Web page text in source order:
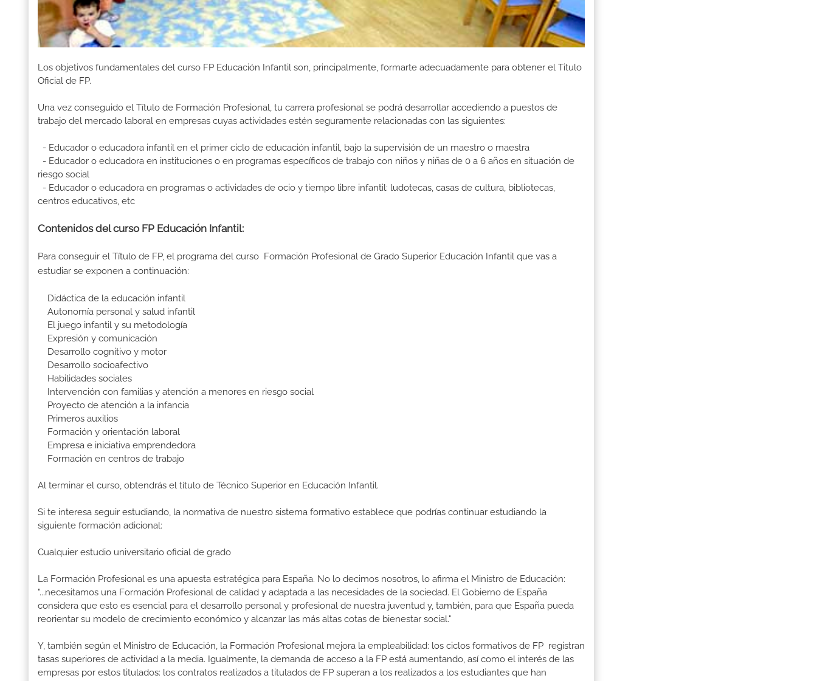
Los objetivos fundamentales del curso FP Educación Infantil son, principalmente, formarte adecuadamente para obtener el Titulo
Oficial de FP.
Una vez conseguido el Título de Formación Profesional, tu carrera profesional se podrá desarrollar accediendo a puestos de
trabajo del mercado laboral en empresas cuyas actividades estén seguramente relacionadas con las siguientes:
- Educador o educadora infantil en el primer ciclo de educación infantil, bajo la supervisión de un maestro o maestra
- Educador o educadora en instituciones o en programas específicos de trabajo con niños y niñas de 0 a 6 años en situación de
riesgo social
- Educador o educadora en programas o actividades de ocio y tiempo libre infantil: ludotecas, casas de cultura, bibliotecas,
centros educativos, etc
Contenidos del curso FP Educación Infantil:
Para conseguir el Título de FP, el programa del curso Formación Profesional de Grado Superior Educación Infantil que vas a
estudiar se exponen a continuación:
Didáctica de la educación infantil
Autonomía personal y salud infantil
El juego infantil y su metodología
Expresión y comunicación
Desarrollo cognitivo y motor
Desarrollo socioafectivo
Habilidades sociales
Intervención con familias y atención a menores en riesgo social
Proyecto de atención a la infancia
Primeros auxilios
Formación y orientación laboral
Empresa e iniciativa emprendedora
Formación en centros de trabajo
Al terminar el curso, obtendrás el título de Técnico Superior en Educación Infantil.
Si te interesa seguir estudiando, la normativa de nuestro sistema formativo establece que podrías continuar estudiando la
siguiente formación adicional:
Cualquier estudio universitario oficial de grado
La Formación Profesional es una apuesta estratégica para España. No lo decimos nosotros, lo afirma el Ministro de Educación:
"...necesitamos una Formación Profesional de calidad y adaptada a las necesidades de la sociedad. El Gobierno de España
considera que esto es esencial para el desarrollo personal y profesional de nuestra juventud y, también, para que España pueda
reorientar su modelo de crecimiento económico y alcanzar las más altas cotas de bienestar social."
Y, también según el Ministro de Educación, la Formación Profesional mejora la empleabilidad: los ciclos formativos de FP registran
tasas superiores de actividad a la media. Igualmente, la demanda de acceso a la FP está aumentando, así como el interés de las
empresas por estos titulados: los contratos realizados a titulados de FP superan a los realizados a los estudiantes que han